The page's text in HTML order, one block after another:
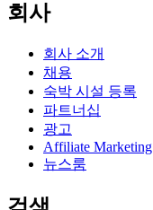
회사
회사 소개
채용
숙박 시설 등록
파트너십
광고
Affiliate Marketing
뉴스룸